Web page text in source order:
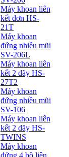
Máy khoan liên
kết đơn HS-
21T
Máy khoan
đứng nhiều mũi
SV-206L
Máy khoan liên
kết 2 dãy HS-
27T2
Máy khoan
đứng nhiều mũi
SV-106
Máy khoan liên
kết 2 dãy HS-
TWINS
Máy khoan
đứng 4 bộ liên